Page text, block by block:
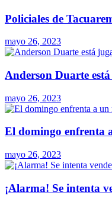
Policiales de
mayo 26, 2023
Anderson Duarte
mayo 26, 2023
El domingo enfrenta
mayo 26, 2023
¡Alarma! Se intenta